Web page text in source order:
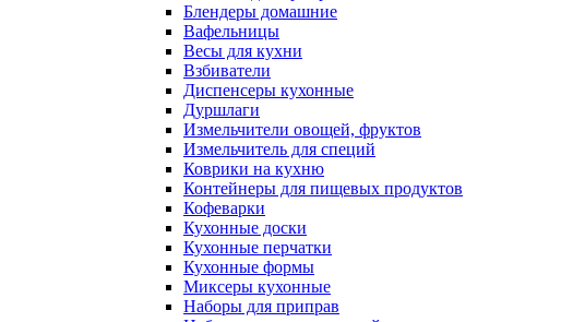
Блендеры домашние
Вафельницы
Весы для кухни
Взбиватели
Диспенсеры кухонные
Дуршлаги
Измельчители овощей, фруктов
Измельчитель для специй
Коврики на кухню
Контейнеры для пищевых продуктов
Кофеварки
Кухонные доски
Кухонные перчатки
Кухонные формы
Миксеры кухонные
Наборы для приправ